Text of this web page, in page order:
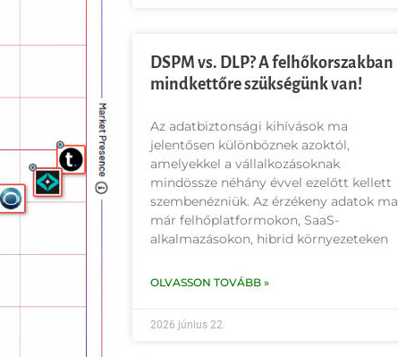
DSPM vs. DLP? A felhőkorszakban
mindkettőre szükségünk van!
Az adatbiztonsági kihívások ma
jelentősen különböznek azoktól,
amelyekkel a vállalkozásoknak
mindössze néhány évvel ezelőtt kellett
szembenézniük. Az érzékeny adatok ma
már felhőplatformokon, SaaS-
alkalmazásokon, hibrid környezeteken
OLVASSON TOVÁBB »
2026 június 22.